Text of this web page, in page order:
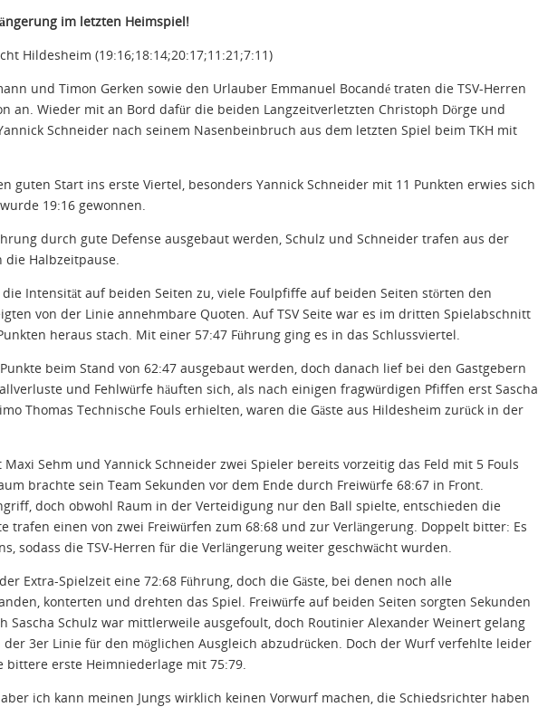
im letzten Heimspiel!
Hildesheim (19:16;18:14;20:17;11:21;7:11)
und Timon Gerken sowie den Urlauber Emmanuel Bocandé traten die TSV-Herren
an. Wieder mit an Bord dafür die beiden Langzeitverletzten Christoph Dörge und
Schneider nach seinem Nasenbeinbruch aus dem letzten Spiel beim TKH mit
guten Start ins erste Viertel, besonders Yannick Schneider mit 11 Punkten erwies sich
19:16 gewonnen.
durch gute Defense ausgebaut werden, Schulz und Schneider trafen aus der
die Halbzeitpause.
Intensität auf beiden Seiten zu, viele Foulpfiffe auf beiden Seiten störten den
von der Linie annehmbare Quoten. Auf TSV Seite war es im dritten Spielabschnitt
heraus stach. Mit einer 57:47 Führung ging es in das Schlussviertel.
beim Stand von 62:47 ausgebaut werden, doch danach lief bei den Gastgebern
und Fehlwürfe häuften sich, als nach einigen fragwürdigen Pfiffen erst Sascha
Thomas Technische Fouls erhielten, waren die Gäste aus Hildesheim zurück in der
Sehm und Yannick Schneider zwei Spieler bereits vorzeitig das Feld mit 5 Fouls
brachte sein Team Sekunden vor dem Ende durch Freiwürfe 68:67 in Front.
doch obwohl Raum in der Verteidigung nur den Ball spielte, entschieden die
trafen einen von zwei Freiwürfen zum 68:68 und zur Verlängerung. Doppelt bitter: Es
sodass die TSV-Herren für die Verlängerung weiter geschwächt wurden.
Extra-Spielzeit eine 72:68 Führung, doch die Gäste, bei denen noch alle
konterten und drehten das Spiel. Freiwürfe auf beiden Seiten sorgten Sekunden
Sascha Schulz war mittlerweile ausgefoult, doch Routinier Alexander Weinert gelang
3er Linie für den möglichen Ausgleich abzudrücken. Doch der Wurf verfehlte leider
bittere erste Heimniederlage mit 75:79.
ich kann meinen Jungs wirklich keinen Vorwurf machen, die Schiedsrichter haben